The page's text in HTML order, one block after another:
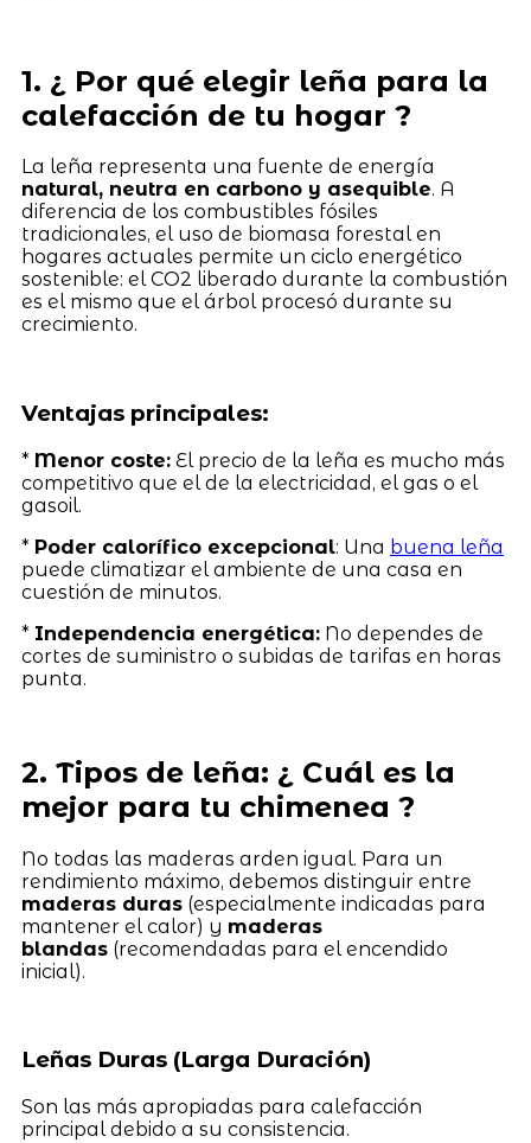
1. ¿ Por qué elegir leña para la
calefacción de tu hogar ?
La leña representa una fuente de energía
natural, neutra en carbono y asequible. A
diferencia de los combustibles fósiles
tradicionales, el uso de biomasa forestal en
hogares actuales permite un ciclo energético
sostenible: el CO2 liberado durante la combustión
es el mismo que el árbol procesó durante su
crecimiento.
Ventajas principales:
* Menor coste:El precio de la leña es mucho más
competitivo que el de la electricidad, el gas o el
gasoil.
* Poder calorífico excepcional: Una buena leña
puede climatizar el ambiente de una casa en
cuestión de minutos.
* Independencia energética:No dependes de
cortes de suministro o subidas de tarifas en horas
punta.
2. Tipos de leña: ¿ Cuál es la
mejor para tu chimenea ?
No todas las maderas arden igual. Para un
rendimiento máximo, debemos distinguir entre
maderas duras(especialmente indicadas para
mantener el calor) y maderas
blandas(recomendadas para el encendido
inicial).
Leñas Duras (Larga Duración)
Son las más apropiadas para calefacción
principal debido a su consistencia.